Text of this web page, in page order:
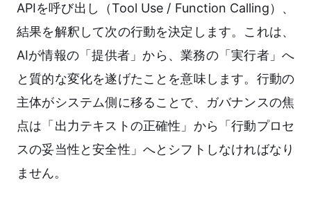
APIを呼び出し（Tool Use / Function Calling）、
結果を解釈して次の行動を決定します。これは、
AIが情報の「提供者」から、業務の「実行者」へ
と質的な変化を遂げたことを意味します。行動の
主体がシステム側に移ることで、ガバナンスの焦
点は「出力テキストの正確性」から「行動プロセ
スの妥当性と安全性」へとシフトしなければなり
ません。